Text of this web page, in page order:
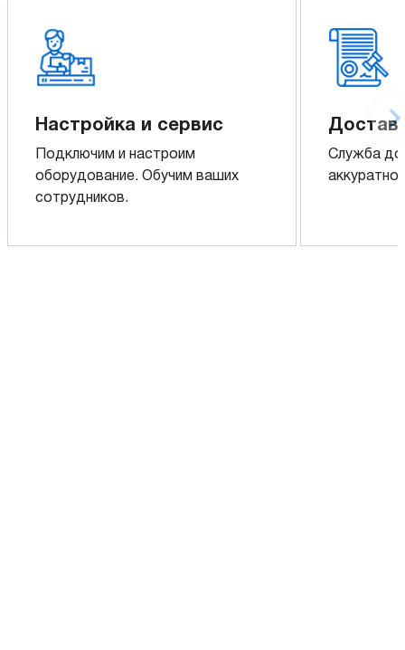
Настройка и сервис
Подключим и настроим
оборудование. Обучим ваших
сотрудников.
Служба
аккуратно